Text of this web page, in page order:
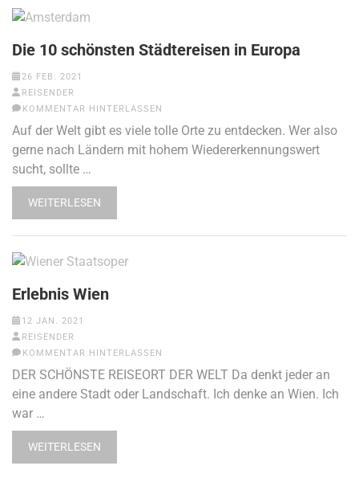
Die 10 schönsten Städtereisen in Europa
26 FEB. 2021
REISENDER
KOMMENTAR HINTERLASSEN
Auf der Welt gibt es viele tolle Orte zu entdecken. Wer also
gerne nach Ländern mit hohem Wiedererkennungswert
sucht, sollte …
WEITERLESEN
Erlebnis Wien
12 JAN. 2021
REISENDER
KOMMENTAR HINTERLASSEN
DER SCHÖNSTE REISEORT DER WELT Da denkt jeder an
eine andere Stadt oder Landschaft. Ich denke an Wien. Ich
war …
WEITERLESEN